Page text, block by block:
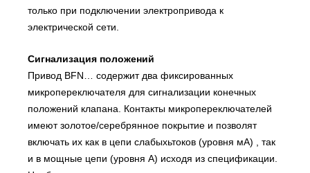
только при подключении электропривода к
электрической сети.
Сигнализация положений
Привод BFN… содержит два фиксированных
микропереключателя для сигнализации конечных
положений клапана. Контакты микропереключателей
имеют золотое/серебрянное покрытие и позволят
включать их как в цепи слабыхьтоков (уровня мА) , так
и в мощные цепи (уровня А) исходя из спецификации.